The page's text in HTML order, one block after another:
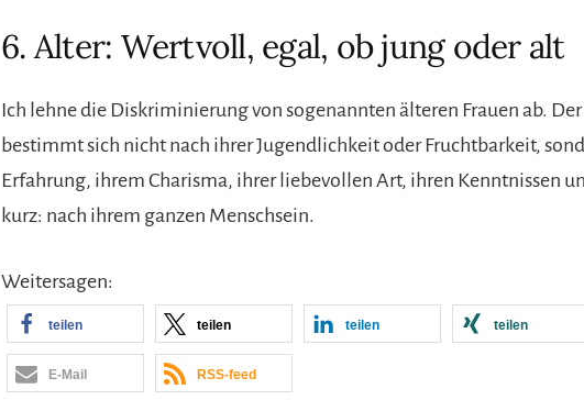
6. Alter: Wertvoll, egal, ob jung oder alt
Ich lehne die Diskriminierung von sogenannten älteren Frauen ab.
bestimmt sich nicht nach ihrer Jugendlichkeit oder Fruchtbarkeit,
Erfahrung, ihrem Charisma, ihrer liebevollen Art, ihren Kenntnissen
kurz: nach ihrem ganzen Menschsein.
Weitersagen:
teilen teilen teilen teilen
E-Mail RSS-feed